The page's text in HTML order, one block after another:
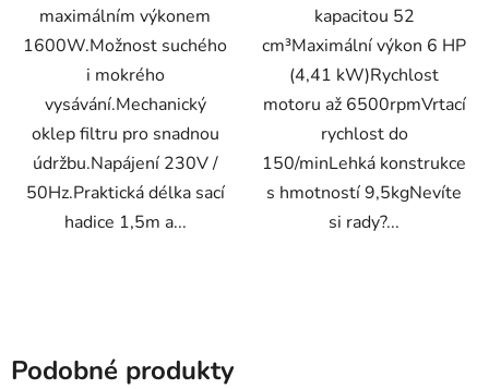
maximálním výkonem
1600W.Možnost suchého
i mokrého
vysávání.Mechanický
oklep filtru pro snadnou
údržbu.Napájení 230V /
50Hz.Praktická délka sací
hadice 1,5m a...
kapacitou 52
cm³Maximální výkon 6 HP
(4,41 kW)Rychlost
motoru až 6500rpmVrtací
rychlost do
150/minLehká konstrukce
s hmotností 9,5kgNevíte
si rady?...
Podobné produkty